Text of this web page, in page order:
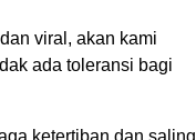
viral, akan kami
ada toleransi bagi
ketertiban dan saling